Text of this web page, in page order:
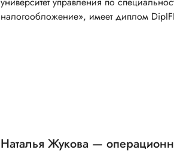
налогообложение», имеет диплом
Наталья Жукова —